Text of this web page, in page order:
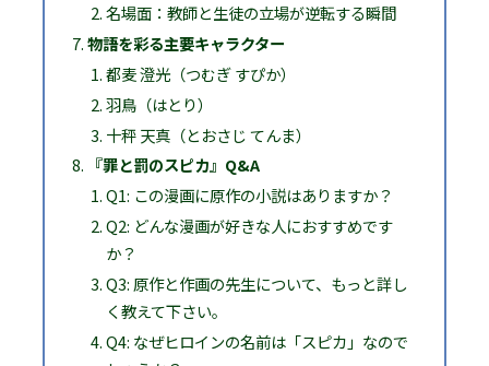
名場面：教師と生徒の立場が逆転する瞬間
物語を彩る主要キャラクター
都麦 澄光（つむぎ すぴか）
羽鳥（はとり）
十秤 天真（とおさじ てんま）
『罪と罰のスピカ』Q&A
Q1: この漫画に原作の小説はありますか？
Q2: どんな漫画が好きな人におすすめです
か？
Q3: 原作と作画の先生について、もっと詳し
く教えて下さい。
Q4: なぜヒロインの名前は「スピカ」なので